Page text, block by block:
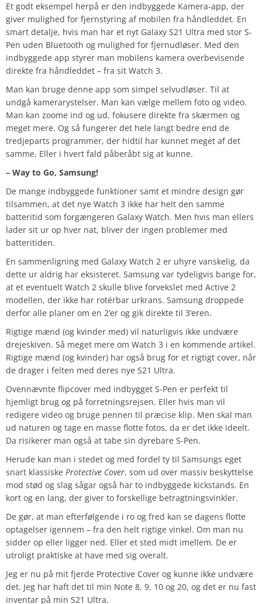
Et godt eksempel herpå er den indbyggede Kamera-app, der
giver mulighed for fjernstyring af mobilen fra håndleddet. En
smart detalje, hvis man har et nyt Galaxy S21 Ultra med stor S-
Pen uden Bluetooth og mulighed for fjernudløser. Med den
indbyggede app styrer man mobilens kamera overbevisende
direkte fra håndleddet – fra sit Watch 3.
Man kan bruge denne app som simpel selvudløser. Til at
undgå kamerarystelser. Man kan vælge mellem foto og video.
Man kan zoome ind og ud, fokusere direkte fra skærmen og
meget mere. Og så fungerer det hele langt bedre end de
tredjeparts programmer, der hidtil har kunnet meget af det
samme. Eller i hvert fald påberåbt sig at kunne.
– Way to Go, Samsung!
De mange indbyggede funktioner samt et mindre design gør
tilsammen, at det nye Watch 3 ikke har helt den samme
batteritid som forgængeren Galaxy Watch. Men hvis man ellers
lader sit ur op hver nat, bliver der ingen problemer med
batteritiden.
En sammenligning med Galaxy Watch 2 er uhyre vanskelig, da
dette ur aldrig har eksisteret. Samsung var tydeligvis bange for,
at et eventuelt Watch 2 skulle blive forvekslet med Active 2
modellen, der ikke har rotérbar urkrans. Samsung droppede
derfor alle planer om en 2’er og gik direkte til 3’eren.
Rigtige mænd (og kvinder med) vil naturligvis ikke undvære
drejeskiven. Så meget mere om Watch 3 i en kommende artikel.
Rigtige mænd (og kvinder) har også brug for et rigtigt cover, når
de drager i felten med deres nye S21 Ultra.
Ovennævnte flipcover med indbygget S-Pen er perfekt til
hjemligt brug og på forretningsrejsen. Eller hvis man vil
redigere video og bruge pennen til præcise klip. Men skal man
ud naturen og tage en masse flotte fotos, da er det ikke ideelt.
Da risikerer man også at tabe sin dyrebare S-Pen.
Herude kan man i stedet og med fordel ty til Samsungs eget
snart klassiske Protective Cover, som ud over massiv beskyttelse
mod stød og slag sågar også har to indbyggede kickstands. En
kort og en lang, der giver to forskellige betragtningsvinkler.
De gør, at man efterfølgende i ro og fred kan se dagens flotte
optagelser igennem – fra den helt rigtige vinkel. Om man nu
sidder op eller ligger ned. Eller et sted midt imellem. De er
utroligt praktiske at have med sig overalt.
Jeg er nu på mit fjerde Protective Cover og kunne ikke undvære
det. Jeg har haft det til min Note 8, 9, 10 og 20, og det er nu fast
inventar på min S21 Ultra.